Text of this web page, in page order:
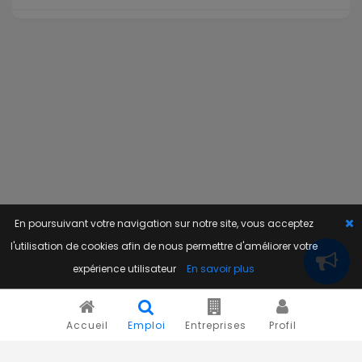
Accueil Emploi Entreprises Profil
En poursuivant votre navigation sur notre site, vous acceptez
l'utilisation de cookies afin de nous permettre d'améliorer votre
expérience utilisateur
En savoir plus